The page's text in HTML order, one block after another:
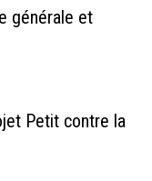
générale et
Petit contre la